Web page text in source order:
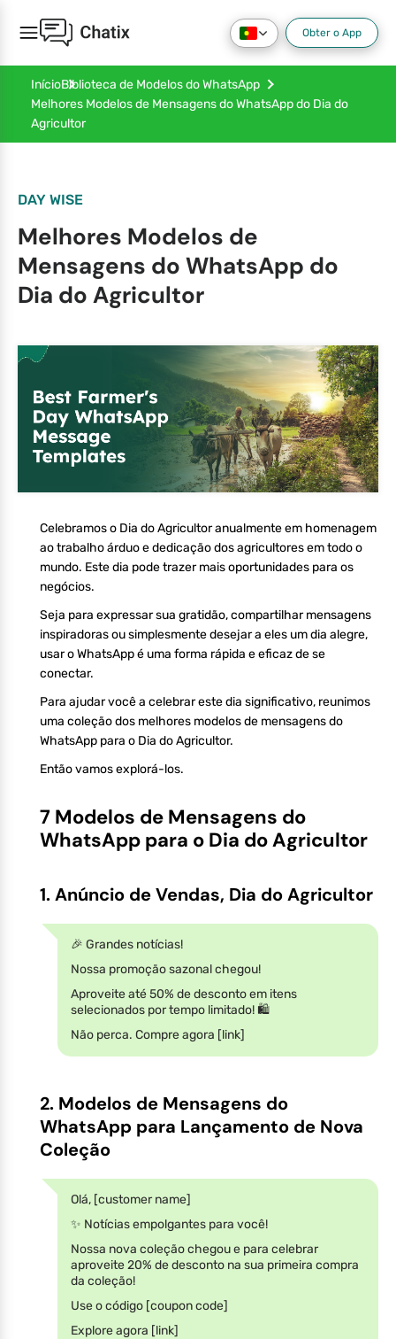
Obter o App
InícioBiblioteca de Modelos do WhatsApp
Melhores Modelos de Mensagens do WhatsApp do Dia do
Agricultor
DAY WISE
Melhores Modelos de
Mensagens do WhatsApp do
Dia do Agricultor
Celebramos o Dia do Agricultor anualmente em homenagem
ao trabalho árduo e dedicação dos agricultores em todo o
mundo. Este dia pode trazer mais oportunidades para os
negócios.
Seja para expressar sua gratidão, compartilhar mensagens
inspiradoras ou simplesmente desejar a eles um dia alegre,
usar o WhatsApp é uma forma rápida e eficaz de se
conectar.
Para ajudar você a celebrar este dia significativo, reunimos
uma coleção dos melhores modelos de mensagens do
WhatsApp para o Dia do Agricultor.
Então vamos explorá-los.
7 Modelos de Mensagens do
WhatsApp para o Dia do Agricultor
1. Anúncio de Vendas, Dia do Agricultor
🎉 Grandes notícias!
Nossa promoção sazonal chegou!
Aproveite até 50% de desconto em itens
selecionados por tempo limitado! 🛍️
Não perca. Compre agora [link]
2. Modelos de Mensagens do
WhatsApp para Lançamento de Nova
Coleção
Olá, [customer name]
✨ Notícias empolgantes para você!
Nossa nova coleção chegou e para celebrar
aproveite 20% de desconto na sua primeira compra
da coleção!
Use o código [coupon code]
Explore agora [link]